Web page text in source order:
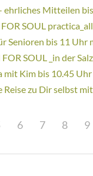
ehrliches Mitteilen
SOUL
Senioren bis 11 Uhr
FOR SOUL _in der
mit Kim bis 10.45 Uhr
zu Dir selbst
6 7 8 9